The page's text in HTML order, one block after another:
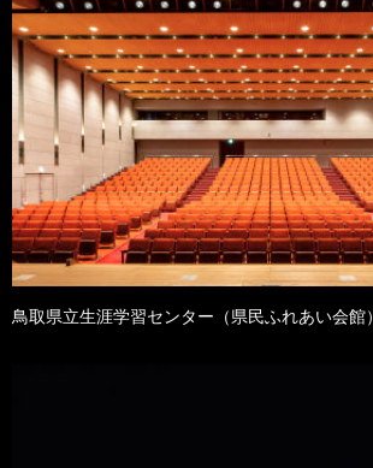
鳥取県立生涯学習センター（県民ふれあい会館）